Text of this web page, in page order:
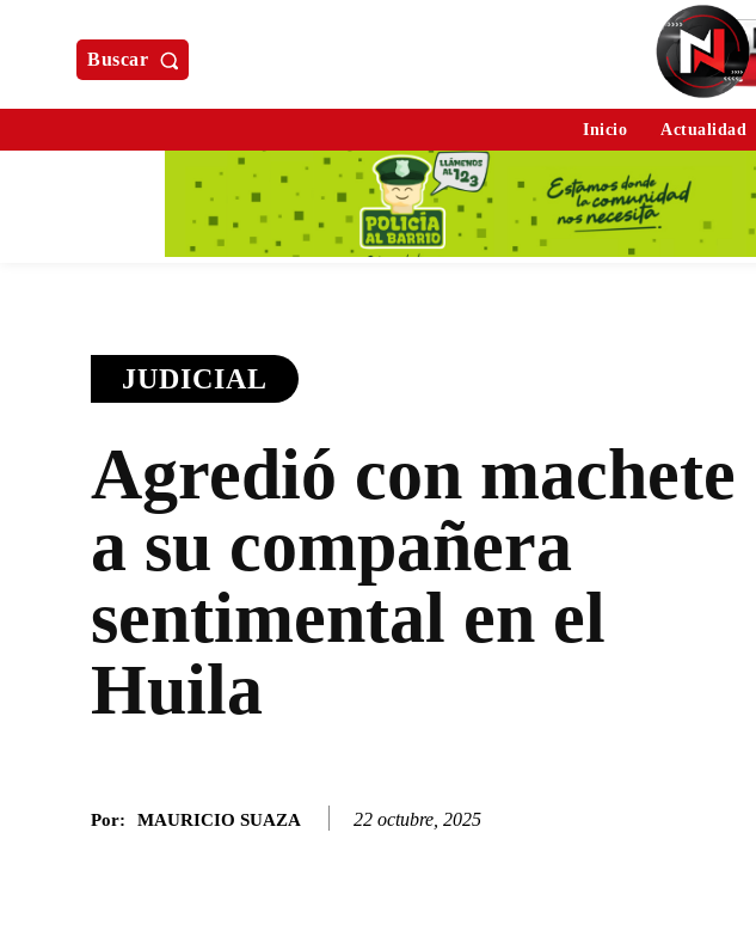
Buscar
Inicio Actualidad
JUDICIAL
Agredió con machete
a su compañera
sentimental en el
Huila
Por: MAURICIO SUAZA 22 octubre, 2025